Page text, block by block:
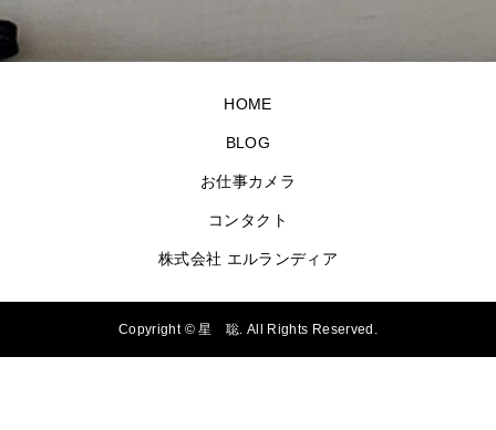
HOME
BLOG
お仕事カメラ
コンタクト
株式会社 エルランディア
Copyright ©星 聡. All Rights Reserved.